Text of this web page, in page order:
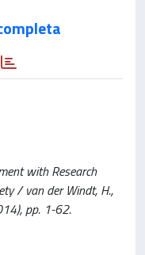
with Research
/ van der Windt, H.,
pp. 1-62.